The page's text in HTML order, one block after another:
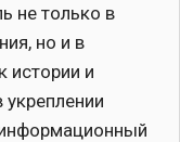
не только в
но и в
истории и
укреплении